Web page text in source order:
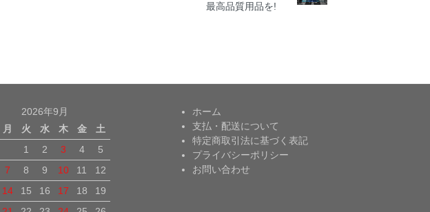
最高品質用品を!
2026年9月
月 火 水 木 金
土
1
2 3 4
5
7 8 9 10 11
12
14 15 16 17 18
19
ホーム
支払・配送について
特定商取引法に基づく表記
プライバシーポリシー
お問い合わせ